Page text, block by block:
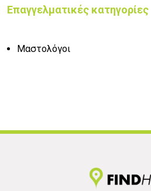
Επαγγελματικές κατηγορίες
Μαστολόγοι